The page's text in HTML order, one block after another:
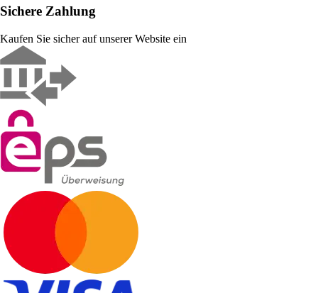
Sichere Zahlung
Kaufen Sie sicher auf unserer Website ein